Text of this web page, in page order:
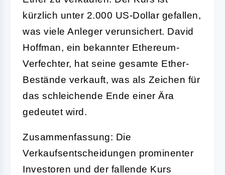
kürzlich unter 2.000 US-Dollar gefallen,
was viele Anleger verunsichert. David
Hoffman, ein bekannter Ethereum-
Verfechter, hat seine gesamte Ether-
Bestände verkauft, was als Zeichen für
das schleichende Ende einer Ära
gedeutet wird.
Zusammenfassung: Die
Verkaufsentscheidungen prominenter
Investoren und der fallende Kurs